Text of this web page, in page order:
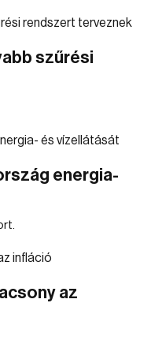
szűrési
energia-
az